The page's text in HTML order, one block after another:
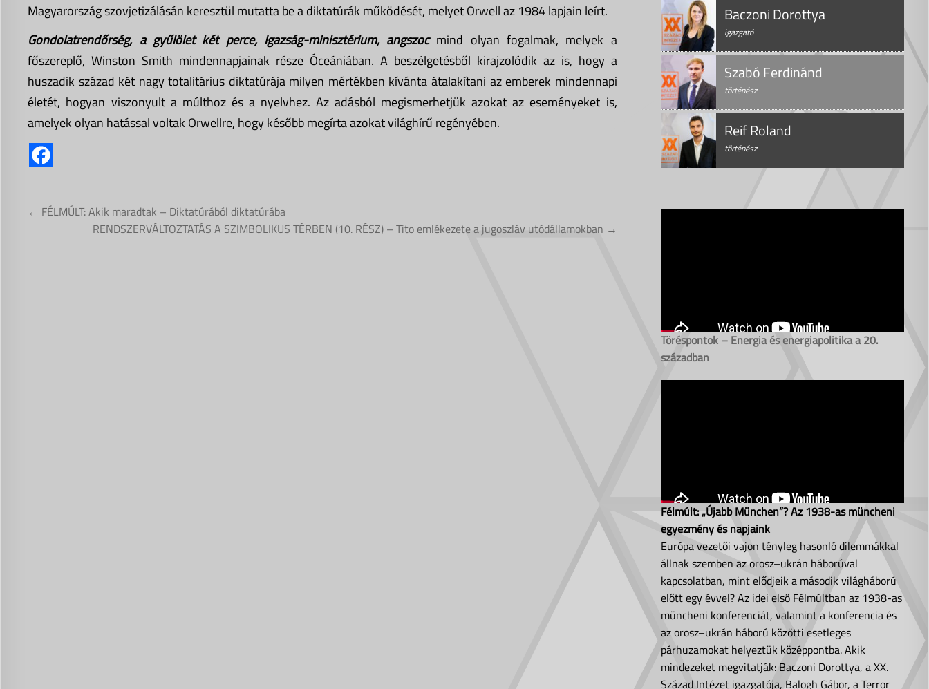
Magyarország szovjetizálásán keresztül mutatta be a diktatúrák működését, melyet Orwell az 1984 lapjain leírt.
Gondolatrendőrség, a gyűlölet két perce, Igazság-minisztérium, angszocmind olyan fogalmak, melyek a
főszereplő, Winston Smith mindennapjainak része Óceániában. A beszélgetésből kirajzolódik az is, hogy a
huszadik század két nagy totalitárius diktatúrája milyen mértékben kívánta átalakítani az emberek mindennapi
életét, hogyan viszonyult a múlthoz és a nyelvhez. Az adásból megismerhetjük azokat az eseményeket is,
amelyek olyan hatással voltak Orwellre, hogy később megírta azokat világhírű regényében.
Bejegyzés
navigáció
← FÉLMÚLT: Akik maradtak – Diktatúrából diktatúrába
RENDSZERVÁLTOZTATÁS A SZIMBOLIKUS TÉRBEN (10. RÉSZ) – Tito emlékezete a jugoszláv utódállamokban →
Baczoni Dorottya
igazgató
Szabó Ferdinánd
történész
Reif Roland
történész
Töréspontok – Energia és energiapolitika a 20.
században
Félmúlt: „Újabb München”? Az 1938-as müncheni
egyezmény és napjaink
Európa vezetői vajon tényleg hasonló dilemmákkal
állnak szemben az orosz–ukrán háborúval
kapcsolatban, mint elődjeik a második világháború
előtt egy évvel? Az idei első Félmúltban az 1938-as
müncheni konferenciát, valamint a konferencia és
az orosz–ukrán háború közötti esetleges
párhuzamokat helyeztük középpontba. Akik
mindezeket megvitatják: Baczoni Dorottya, a XX.
Század Intézet igazgatója, Balogh Gábor, a Terror